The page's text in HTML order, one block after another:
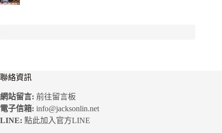
聯絡資訊
網站留言: 前往留言板
電子信箱: info@jacksonlin.net
LINE: 點此加入官方LINE